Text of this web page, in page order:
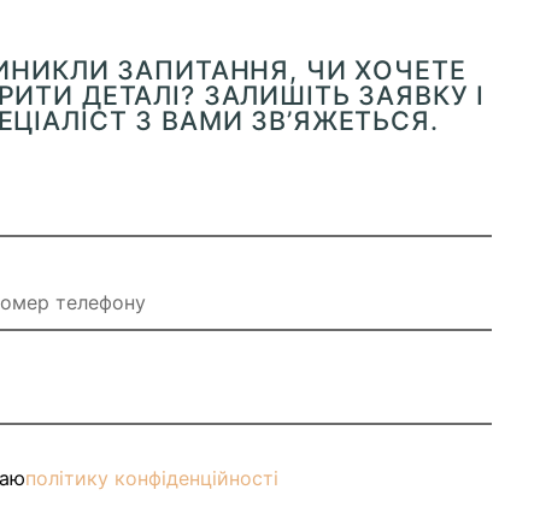
ЗАПИТАННЯ, ЧИ ХОЧЕТЕ
ДЕТАЛІ? ЗАЛИШІТЬ ЗАЯВКУ І
З ВАМИ ЗВ’ЯЖЕТЬСЯ.
політику конфіденційності